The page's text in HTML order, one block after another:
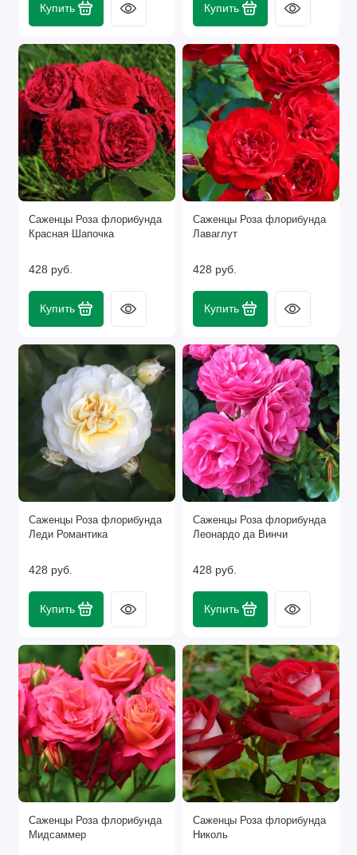
Купить Купить
Саженцы Роза флорибунда
Красная Шапочка
428 руб.
Купить
Саженцы Роза флорибунда
Лаваглут
428 руб.
Купить
Саженцы Роза флорибунда
Леди Романтика
428 руб.
Купить
Саженцы Роза флорибунда
Леонардо да Винчи
428 руб.
Купить
Саженцы Роза флорибунда
Мидсаммер
Саженцы Роза флорибунда
Николь